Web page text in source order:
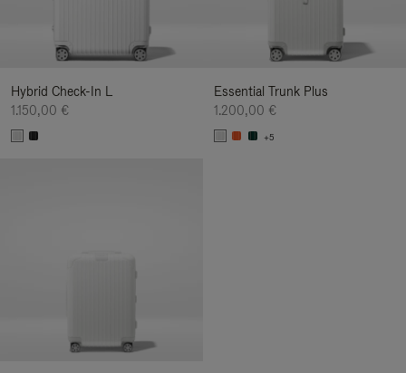
Hybrid Check-In L
1.150,00 €
Essential Trunk Plus
1.200,00 €
+5